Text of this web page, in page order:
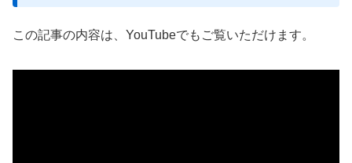
この記事の内容は、YouTubeでもご覧いただけます。